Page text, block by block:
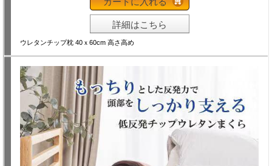
詳細はこちら
ウレタンチップ枕 40ｘ60cm 高さ高め